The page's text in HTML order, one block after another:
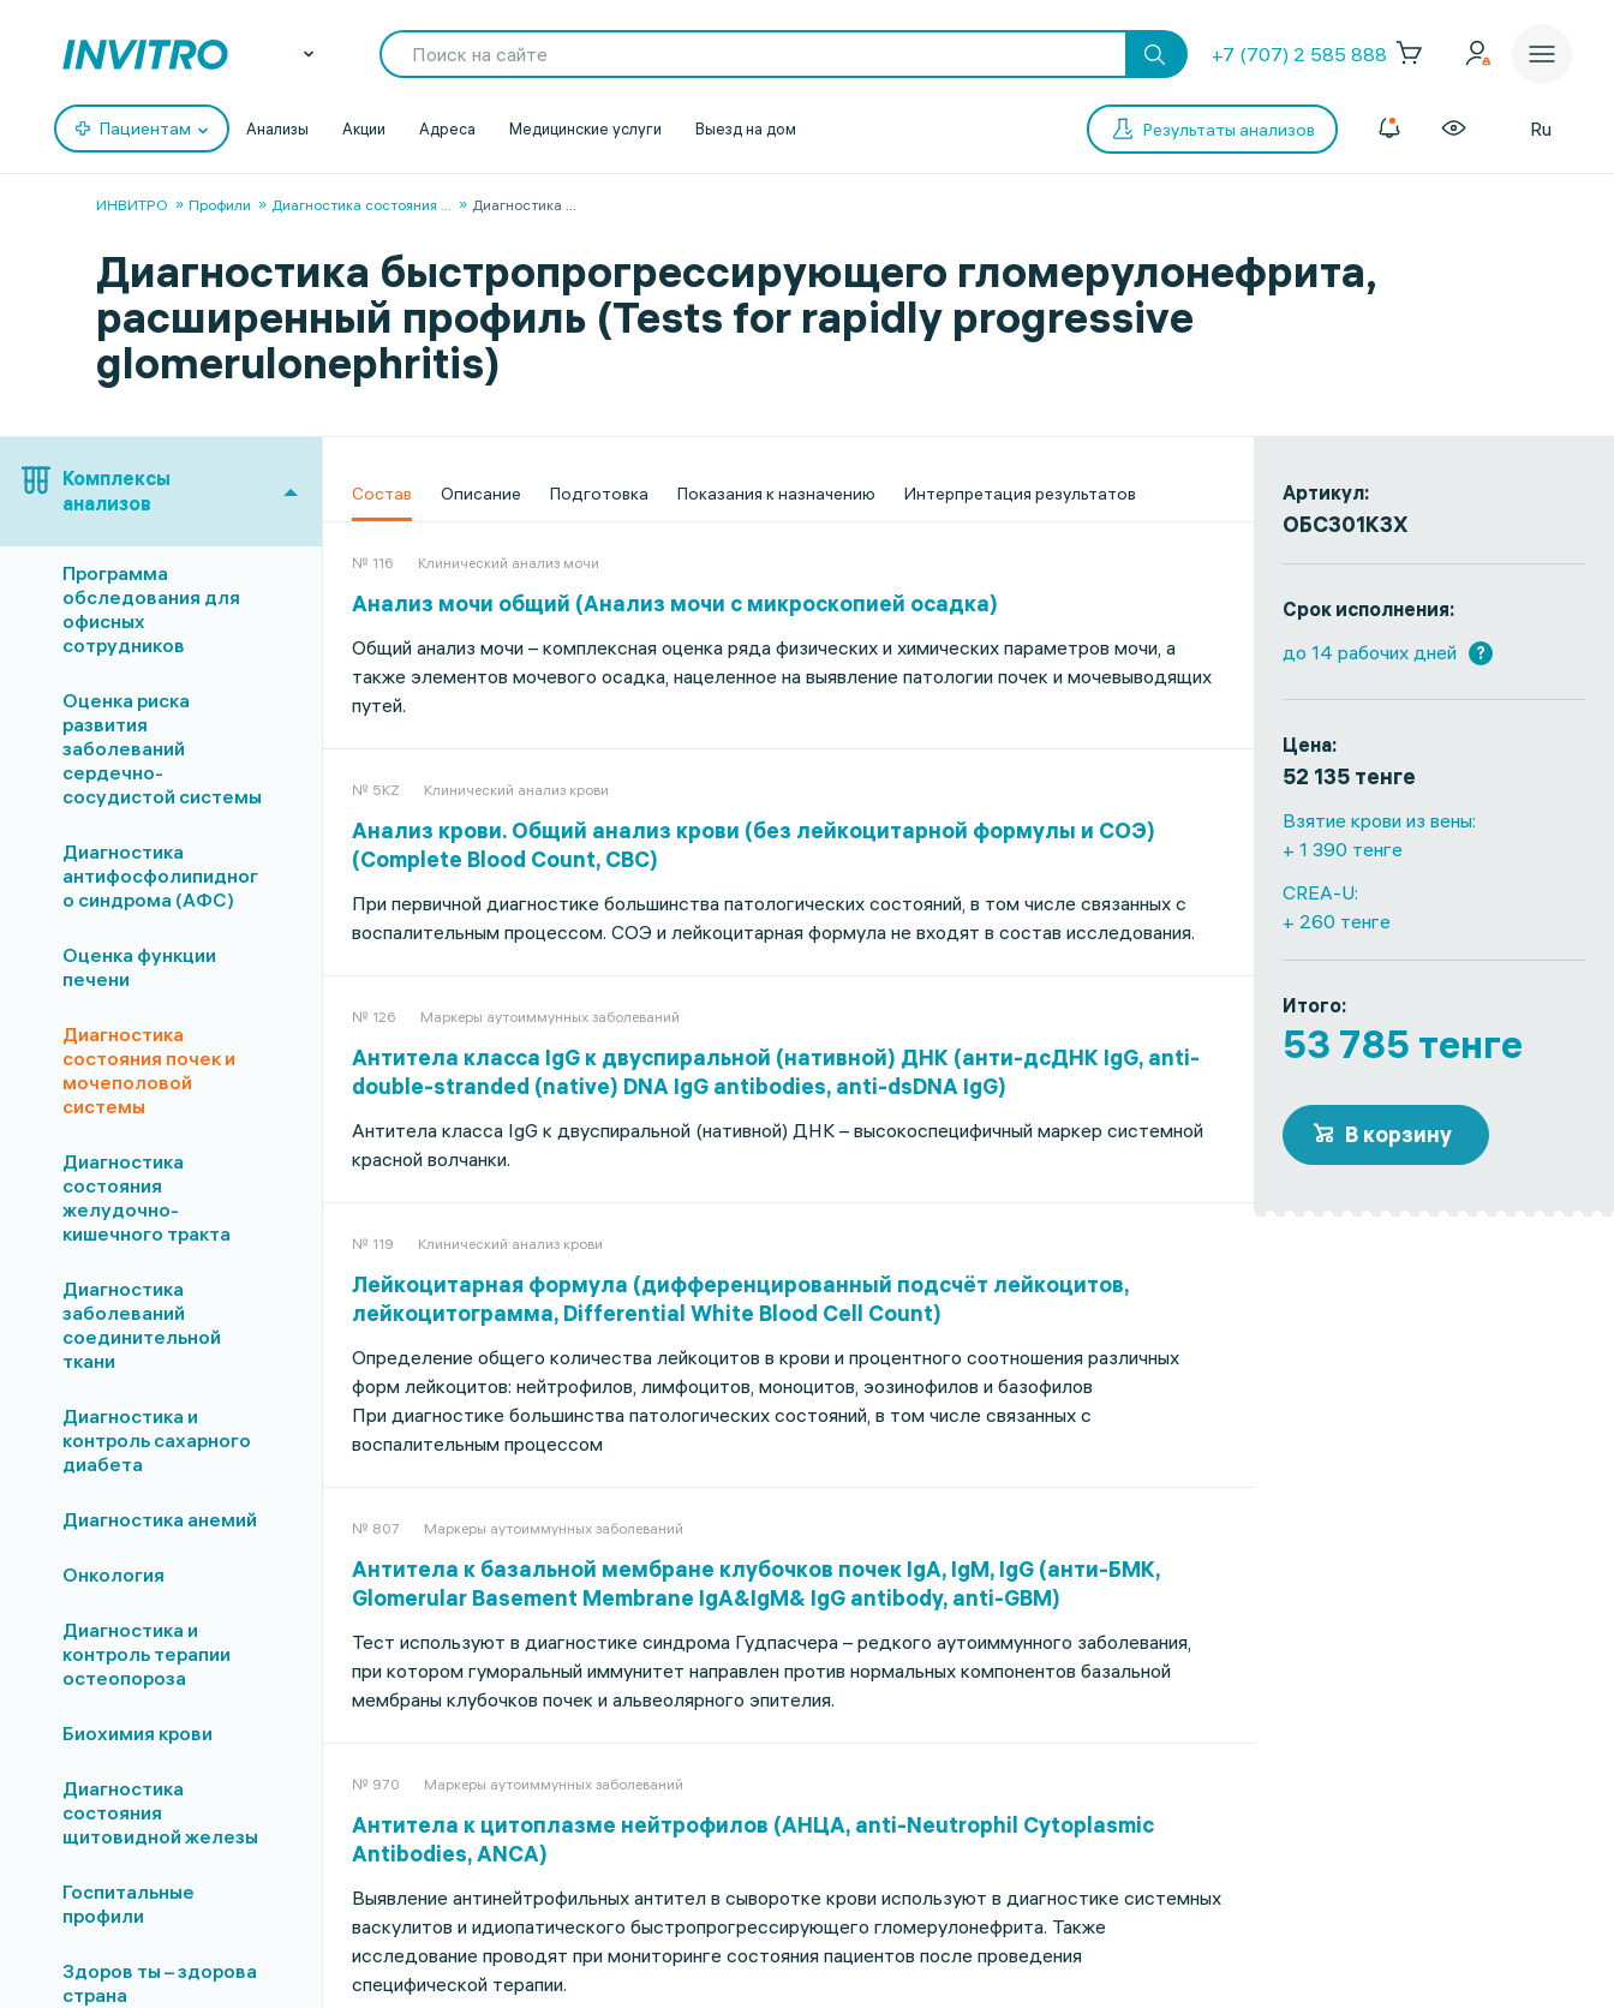
+7 (707) 2 585 888
Пациентам Анализы Акции Адреса Медицинские услуги Выезд на дом Результаты анализов Ru
ИНВИТРО Профили Диагностика состояния ... Диагностика ...
Диагностика быстропрогрессирующего гломерулонефрита,
расширенный профиль (Tests for rapidly progressive
glomerulonephritis)
Комплексы
анализов
Программа
обследования для
офисных
сотрудников
Оценка риска
развития
заболеваний
сердечно-
сосудистой системы
Диагностика
антифосфолипидног
о синдрома (АФС)
Оценка функции
печени
Диагностика
состояния почек и
мочеполовой
системы
Диагностика
состояния
желудочно-
кишечного тракта
Диагностика
заболеваний
соединительной
ткани
Диагностика и
контроль сахарного
диабета
Диагностика анемий
Онкология
Диагностика и
контроль терапии
остеопороза
Биохимия крови
Диагностика
состояния
щитовидной железы
Госпитальные
профили
Здоров ты – здорова
страна
Артикул:
ОБС301КЗХ
Срок исполнения:
до 14 рабочих дней
?
Цена:
52 135 тенге
Взятие крови из вены:
+ 1 390 тенге
CREA-U:
+ 260 тенге
Итого:
53 785 тенге
В корзину
Состав Описание Подготовка Показания к назначению Интерпретация результатов
№ 116 Клинический анализ мочи
Анализ мочи общий (Анализ мочи с микроскопией осадка)
Общий анализ мочи – комплексная оценка ряда физических и химических параметров мочи, а
также элементов мочевого осадка, нацеленное на выявление патологии почек и мочевыводящих
путей.
№ 5KZ Клинический анализ крови
Анализ крови. Общий анализ крови (без лейкоцитарной формулы и СОЭ)
(Complete Blood Count, CBC)
При первичной диагностике большинства патологических состояний, в том числе связанных с
воспалительным процессом. СОЭ и лейкоцитарная формула не входят в состав исследования.
№ 126 Маркеры аутоиммунных заболеваний
Антитела класса IgG к двуспиральной (нативной) ДНК (анти-дсДНК IgG, anti-
double-stranded (native) DNA IgG antibodies, anti-dsDNA IgG)
Антитела класса IgG к двуспиральной (нативной) ДНК – высокоспецифичный маркер системной
красной волчанки.
№ 119 Клинический анализ крови
Лейкоцитарная формула (дифференцированный подсчёт лейкоцитов,
лейкоцитограмма, Differential White Blood Cell Count)
Определение общего количества лейкоцитов в крови и процентного соотношения различных
форм лейкоцитов: нейтрофилов, лимфоцитов, моноцитов, эозинофилов и базофилов
При диагностике большинства патологических состояний, в том числе связанных с
воспалительным процессом
№ 807 Маркеры аутоиммунных заболеваний
Антитела к базальной мембране клубочков почек IgA, IgM, IgG (анти-БМК,
Glomerular Basement Membrane IgA&IgM& IgG antibody, anti-GBM)
Тест используют в диагностике синдрома Гудпасчера – редкого аутоиммунного заболевания,
при котором гуморальный иммунитет направлен против нормальных компонентов базальной
мембраны клубочков почек и альвеолярного эпителия.
№ 970 Маркеры аутоиммунных заболеваний
Антитела к цитоплазме нейтрофилов (АНЦА, anti-Neutrophil Cytoplasmic
Antibodies, ANCA)
Выявление антинейтрофильных антител в сыворотке крови используют в диагностике системных
васкулитов и идиопатического быстропрогрессирующего гломерулонефрита. Также
исследование проводят при мониторинге состояния пациентов после проведения
специфической терапии.